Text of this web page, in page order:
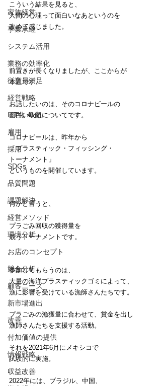
家族経営
事業承継
システム活用
業務の効率化
従業員満足
経営戦略
IoT化 AI化
雇用
採用
SDGs
品質問題
課題解決
経営メソッド
環境分析
お店のコンセプト
競合分析
顧客ニーズ
新市場進出
改善
付加価値の提供
情報戦略
収益改善
こういう結果を見ると、
人間の心理って面白いなあというのを
改めて感じました。
前置きが長くなりましたが、ここからが
本題です。
お話したいのは、そのコロナビールの
面白い取組についてです。
コロナビールは、昨年から
「プラスティック・フィッシング・
トーナメント」
というものを開催しています。
何かと言うと、
プラごみ回収の獲得量を
競うトーナメントです。
参加してもらうのは、
大量の海洋プラスティックゴミによって、
漁に影響を受けている漁師さんたちです。
プラごみの漁獲量に合わせて、賞金を出し
漁師さんたちを支援する活動。
それを2021年6月にメキシコで
試験的に実施。
2022年には、ブラジル、中国、